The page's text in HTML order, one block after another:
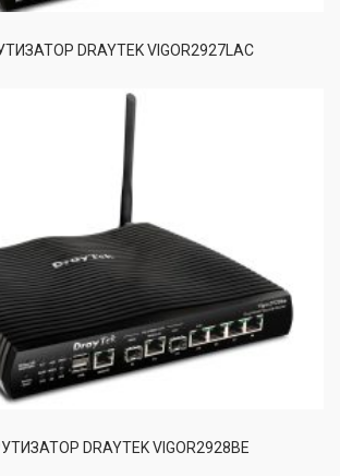
DRAYTEK VIGOR2927LAC
DRAYTEK VIGOR2928BE